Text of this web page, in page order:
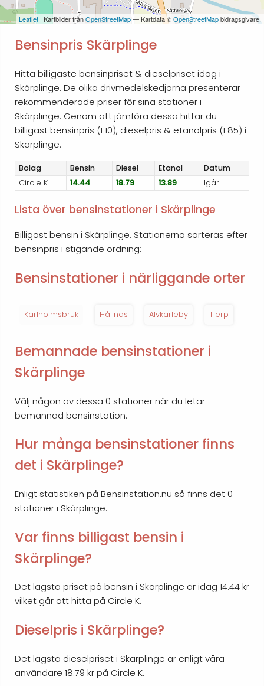
Leaflet | Kartbilder frånOpenStreetMap— Kartdata ©OpenStreetMapbidragsgivare.
Bensinpris Skärplinge
Hitta billigaste bensinpriset & dieselpriset idag i
Skärplinge. De olika drivmedelskedjorna presenterar
rekommenderade priser för sina stationer i
Skärplinge. Genom att jämföra dessa hittar du
billigast bensinpris (E10), dieselpris & etanolpris (E85) i
Skärplinge.
Bolag Bensin Diesel Etanol
Datum
Circle K
14.44 18.79 13.89 Igår
Lista över bensinstationer i Skärplinge
Billigast bensin i Skärplinge. Stationerna sorteras efter
bensinpris i stigande ordning:
Bensinstationer i närliggande orter
Karlholmsbruk Hållnäs Älvkarleby Tierp
Bemannade bensinstationer i
Skärplinge
Välj någon av dessa 0 stationer när du letar
bemannad bensinstation:
Hur många bensinstationer finns
det i Skärplinge?
Enligt statistiken på Bensinstation.nu så finns det 0
stationer i Skärplinge.
Var finns billigast bensin i
Skärplinge?
Det lägsta priset på bensin i Skärplinge är idag 14.44 kr
vilket går att hitta på Circle K.
Dieselpris i Skärplinge?
Det lägsta dieselpriset i Skärplinge är enligt våra
användare 18.79 kr på Circle K.